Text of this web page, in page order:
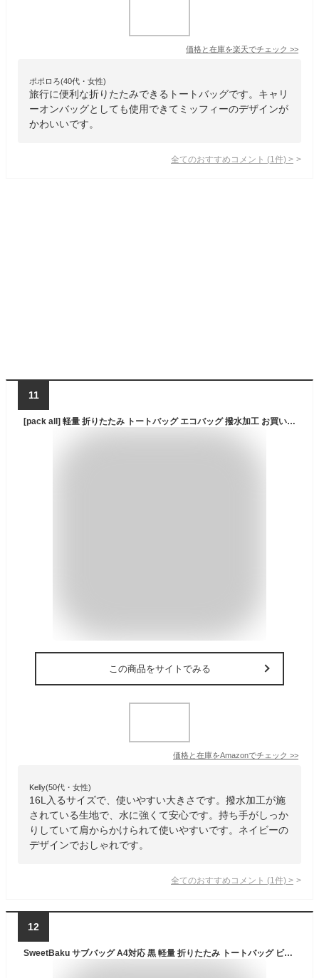
価格と在庫を楽天でチェック >>
ポポロろ(40代・女性)
旅行に便利な折りたたみできるトートバッグです。キャリ
ーオンバッグとしても使用できてミッフィーのデザインが
かわいいです。
全てのおすすめコメント (1 件) >
11
[pack all] 軽量 折りたたみ トートバッグ エコバッグ 撥水加工 お買い物バッグ コンパクト 大容量 16L(ネイビー)
この商品をサイトでみる
価格と在庫をAmazonでチェック >>
Kelly(50代・女性)
16L入るサイズで、使いやすい大きさです。撥水加工が施
されている生地で、水に強くて安心です。持ち手がしっか
りしていて肩からかけられて使いやすいです。ネイビーの
デザインでおしゃれです。
全てのおすすめコメント (1 件) >
12
SweetBaku サブバッグ A4対応 黒 軽量 折りたたみ トートバッグ ビジネスバッグ